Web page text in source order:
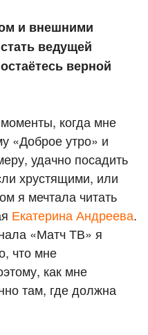
и внешними
ведущей
верной
когда мне
«Доброе утро» и
удачно посадить
хрустящими, или
я мечтала читать
Екатерина Андреева.
«Матч ТВ» я
что мне
как мне
там, где должна